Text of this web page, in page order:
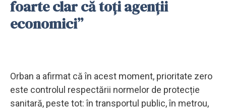
foarte clar că toți agenții
economici”
Orban a afirmat că în acest moment, prioritate zero
este controlul respectării normelor de protecție
sanitară, peste tot: în transportul public, în metrou,